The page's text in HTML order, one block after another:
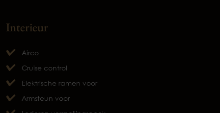
Interieur
Airco
Cruise control
Elektrische ramen voor
Armsteun voor